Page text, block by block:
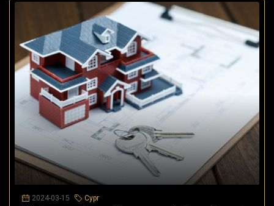
2024-03-15 Cypr